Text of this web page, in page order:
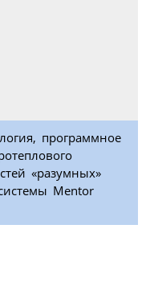
программное
«разумных»
Mentor